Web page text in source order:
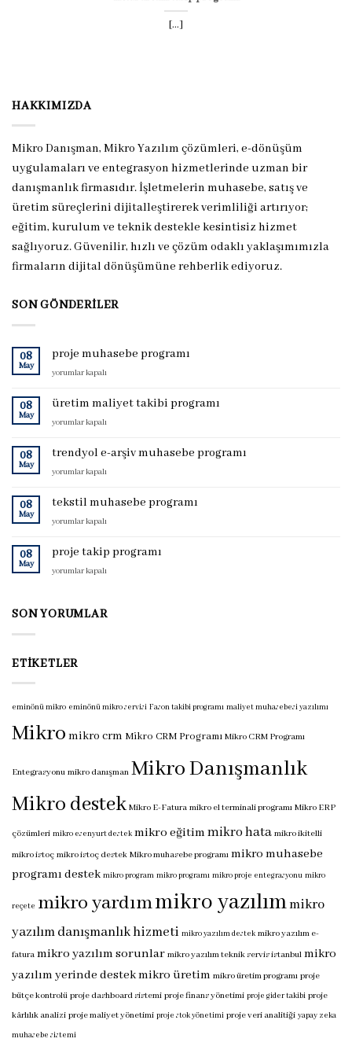
[...]
HAKKIMIZDA
Mikro Danışman, Mikro Yazılım çözümleri, e-dönüşüm
uygulamaları ve entegrasyon hizmetlerinde uzman bir
danışmanlık firmasıdır. İşletmelerin muhasebe, satış ve
üretim süreçlerini dijitalleştirerek verimliliği artırıyor;
eğitim, kurulum ve teknik destekle kesintisiz hizmet
sağlıyoruz. Güvenilir, hızlı ve çözüm odaklı yaklaşımımızla
firmaların dijital dönüşümüne rehberlik ediyoruz.
SON GÖNDERILER
08
May
proje muhasebe programı
proje
programı
yorumlar kapalı
08
May
üretim maliyet takibi programı
üretim
takibi
programı
için
yorumlar kapalı
08
May
trendyol e-arşiv muhasebe programı
trendyol
arşiv
programı
yorumlar kapalı
08
May
tekstil muhasebe programı
tekstil
programı
için
yorumlar kapalı
08
May
proje takip programı
proje
için
yorumlar kapalı
SON YORUMLAR
ETIKETLER
eminönü mikro eminönü mikro servisi Fason takibi programı maliyet muhasebesi yazılımı
Mikro mikro crm Mikro CRM Programı Mikro CRM Programı
Entegrasyonu mikro danışman Mikro Danışmanlık
Mikro destek Mikro E-Fatura mikro el terminali programı Mikro ERP
çözümleri mikro esenyurt destek mikro eğitimmikro hata mikro ikitelli
mikro istoç mikro istoç destek Mikro muhasebe programı mikro muhasebe
programı destek mikro program mikro programı mikro proje entegrasyonu mikro
reçete mikro yardımmikro yazılımmikro
yazılım danışmanlık hizmeti mikro yazılım destek mikro yazılım e-
fatura mikro yazılım sorunlar mikro yazılım teknik servis istanbul mikro
yazılım yerinde destekmikro üretim mikro üretim programı proje
bütçe kontrolü proje dashboard sistemi proje finans yönetimi proje gider takibi proje
kârlılık analizi proje maliyet yönetimi proje stok yönetimi proje veri analitiği yapay zeka
muhasebe sistemi